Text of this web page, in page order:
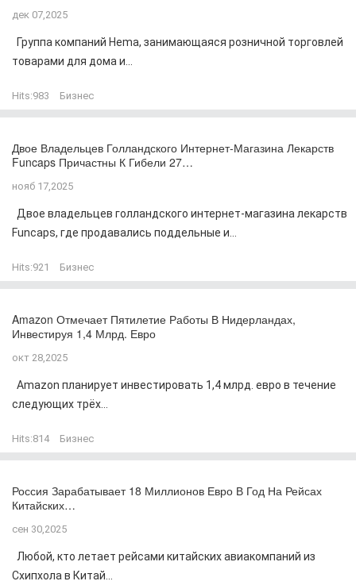
дек 07,2025
Группа компаний Hema, занимающаяся розничной торговлей
товарами для дома и...
Hits:983 Бизнес
Двое Владельцев Голландского Интернет-Магазина Лекарств
Funcaps Причастны К Гибели 27…
нояб 17,2025
Двое владельцев голландского интернет-магазина лекарств
Funcaps, где продавались поддельные и...
Hits:921 Бизнес
Amazon Отмечает Пятилетие Работы В Нидерландах,
Инвестируя 1,4 Млрд. Евро
окт 28,2025
Amazon планирует инвестировать 1,4 млрд. евро в течение
следующих трёх...
Hits:814 Бизнес
Россия Зарабатывает 18 Миллионов Евро В Год На Рейсах
Китайских…
сен 30,2025
Любой, кто летает рейсами китайских авиакомпаний из
Схипхола в Китай...